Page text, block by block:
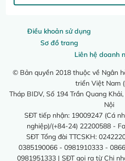
Điều khoản sử dụng
Sơ đồ trang
Liên hệ doanh
© Bản quyền 2018 thuộc về Ngân
triển Việt Nam
Tháp BIDV, Số 194 Trần Quang
Nội
SĐT tiếp nhận: 19009247 (Cá
nghiệp)/(+84-24) 22200588 -
SĐT Tổng đài TTCSKH:
0385190066 - 0981910333 -
0981951333 | SĐT gọi ra từ Chi